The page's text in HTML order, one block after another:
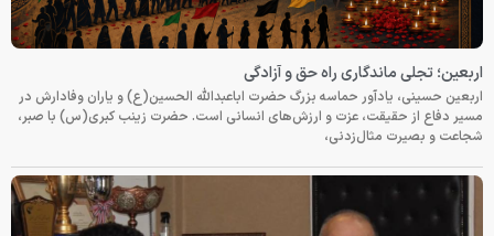
اربعین؛ تجلی ماندگاری راه حق و آزادگی
اربعین حسینی، یادآور حماسه بزرگ حضرت اباعبدالله الحسین(ع) و یاران وفادارش در
مسیر دفاع از حقیقت، عزت و ارزش‌های انسانی است. حضرت زینب کبری(س) با صبر،
شجاعت و بصیرت مثال‌زدنی،